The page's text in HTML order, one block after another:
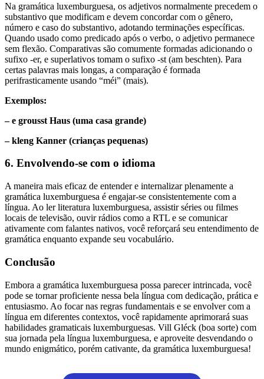
Na gramática luxemburguesa, os adjetivos normalmente precedem o
substantivo que modificam e devem concordar com o gênero,
número e caso do substantivo, adotando terminações específicas.
Quando usado como predicado após o verbo, o adjetivo permanece
sem flexão. Comparativas são comumente formadas adicionando o
sufixo -er, e superlativos tomam o sufixo -st (am beschten). Para
certas palavras mais longas, a comparação é formada
perifrasticamente usando “méi” (mais).
Exemplos:
– e grousst Haus (uma casa grande)
– kleng Kanner (crianças pequenas)
6. Envolvendo-se com o idioma
A maneira mais eficaz de entender e internalizar plenamente a
gramática luxemburguesa é engajar-se consistentemente com a
língua. Ao ler literatura luxemburguesa, assistir séries ou filmes
locais de televisão, ouvir rádios como a RTL e se comunicar
ativamente com falantes nativos, você reforçará seu entendimento de
gramática enquanto expande seu vocabulário.
Conclusão
Embora a gramática luxemburguesa possa parecer intrincada, você
pode se tornar proficiente nessa bela língua com dedicação, prática e
entusiasmo. Ao focar nas regras fundamentais e se envolver com a
língua em diferentes contextos, você rapidamente aprimorará suas
habilidades gramaticais luxemburguesas. Vill Gléck (boa sorte) com
sua jornada pela língua luxemburguesa, e aproveite desvendando o
mundo enigmático, porém cativante, da gramática luxemburguesa!